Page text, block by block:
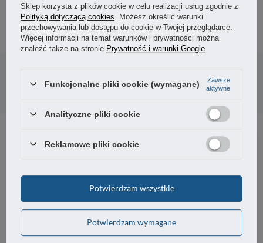
/ szt.
najciekawsze pytania i odpowiedzi publikując
Zadaj pytanie
4.00
1
Sklep korzysta z plików cookie w celu realizacji usług zgodnie z
Polityką dotyczącą cookies . Możesz określić warunki
przechowywania lub dostępu do cookie w Twojej przeglądarce.
Więcej informacji na temat warunków i prywatności można
znaleźć także na stronie Prywatność i warunki Google
Funkcjonalne pliki cookie (wymagane)
Zawsze
aktywne
Analityczne pliki cookie
Reklamowe pliki cookie
Potwierdzam wymagane
Potwierdzam wszystkie